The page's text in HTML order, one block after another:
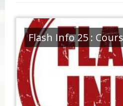
Flash Info 25 :